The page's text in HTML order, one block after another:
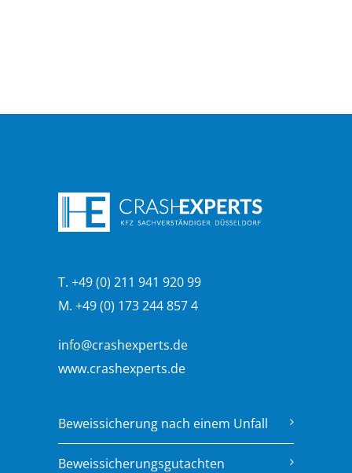
T. +49 (0) 211 941 920 99
M. +49 (0) 173 244 857 4
info@crashexperts.de
www.crashexperts.de
Beweissicherung nach einem Unfall
Beweissicherungsgutachten